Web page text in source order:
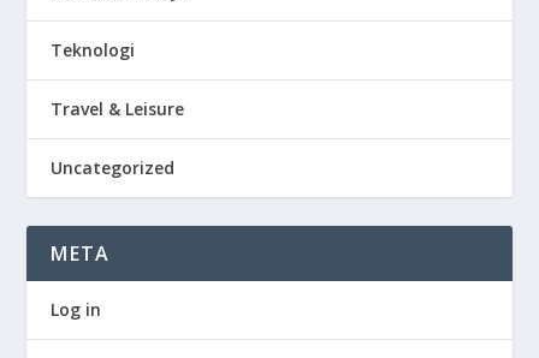
Teknologi
Travel & Leisure
Uncategorized
META
Log in